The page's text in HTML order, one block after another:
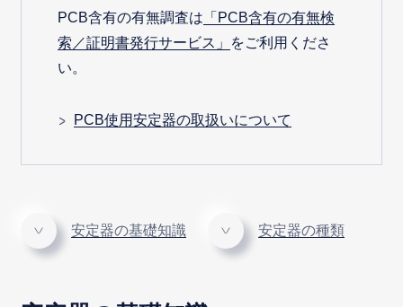
PCB含有の有無調査は 「PCB含有の有無検
索／証明書発行サービス」
をご利用くださ
い。
PCB使用安定器の取扱いについて
安定器の基礎知識 安定器の種類